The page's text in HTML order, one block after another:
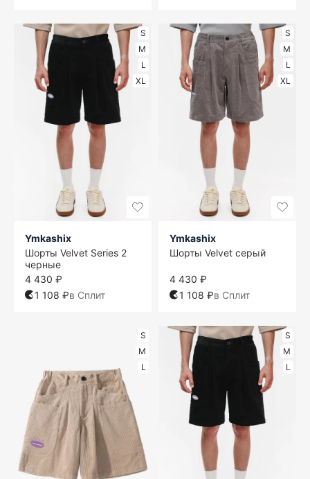
S
M
L
XL
Ymkashix
Шорты Velvet Series 2
черные
4 430 ₽
1 108 ₽в Сплит
S
M
L
XL
Ymkashix
Шорты Velvet серый
4 430 ₽
1 108 ₽в Сплит
S
M
L
S
M
L